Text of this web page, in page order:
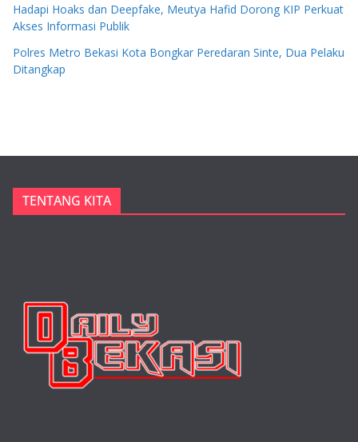
Hadapi Hoaks dan Deepfake, Meutya Hafid Dorong KIP Perkuat
Akses Informasi Publik
Polres Metro Bekasi Kota Bongkar Peredaran Sinte, Dua Pelaku
Ditangkap
TENTANG KITA